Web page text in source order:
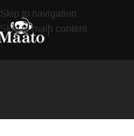
Skip to navigation
Skip to main content